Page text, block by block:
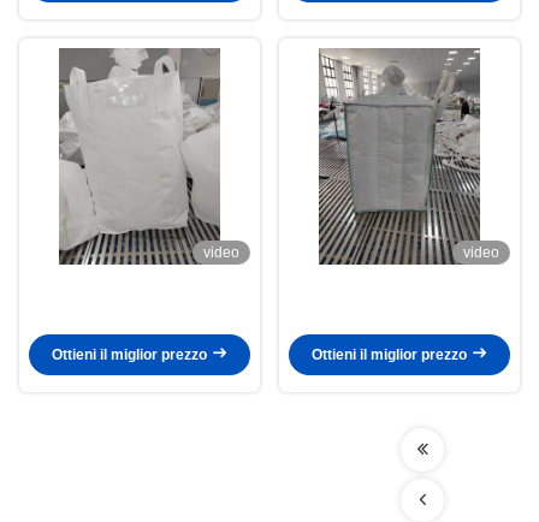
video
Ottieni il miglior prezzo
video
Ottieni il miglior prezzo